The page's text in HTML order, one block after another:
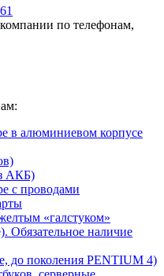
по телефонам,
в алюминиевом корпусе
АКБ)
с проводами
«галстуком»
Обязательное наличие
до поколения PENTIUM 4)